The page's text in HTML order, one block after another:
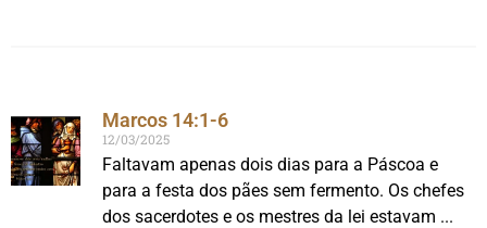
Marcos 14:1-6
12/03/2025
Faltavam apenas dois dias para a Páscoa e
para a festa dos pães sem fermento. Os chefes
dos sacerdotes e os mestres da lei estavam